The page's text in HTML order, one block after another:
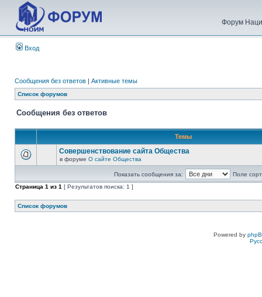
Форум
Вход
Сообщения без ответов | Активные темы
Список форумов
Сообщения без ответов
Темы
Совершенствование сайта Общества
в форуме О сайте Общества
Показать сообщения за:
Поле
Страница 1 из 1 [ Результатов поиска: 1 ]
Список форумов
Powered by